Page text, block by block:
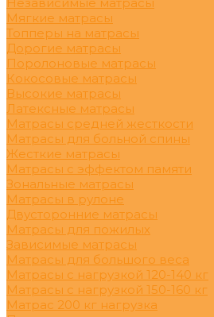
Мягкие матрасы
Топперы на матрасы
Дорогие матрасы
Поролоновые матрасы
Кокосовые матрасы
Высокие матрасы
Латексные матрасы
Матрасы средней жесткости
Матрасы для больной спины
Жесткие матрасы
Матрасы с эффектом памяти
Зональные матрасы
Матрасы в рулоне
Двусторонние матрасы
Матрасы для пожилых
Зависимые матрасы
Матрасы для большого веса
Матрасы с нагрузкой 120-140 кг
Матрасы с нагрузкой 150-160 кг
Матрас 200 кг нагрузка